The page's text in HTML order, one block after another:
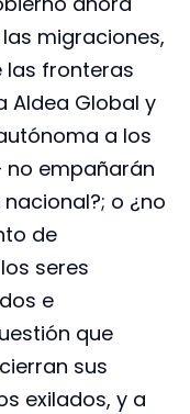
migraciones,
las fronteras
Aldea Global y
a los
no empañarán
o ¿no
de
seres
e
que
sus
exilados, y a